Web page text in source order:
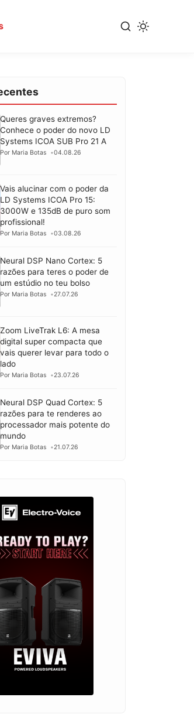
Queres graves extremos?
Conhece o poder do novo LD
Systems ICOA SUB Pro 21 A
Por Maria Botas 04.08.26
Vais alucinar com o poder da
LD Systems ICOA Pro 15:
3000W e 135dB de puro som
profissional!
Por Maria Botas 03.08.26
Neural DSP Nano Cortex: 5
razões para teres o poder de
um estúdio no teu bolso
Por Maria Botas 27.07.26
Zoom LiveTrak L6: A mesa
digital super compacta que
vais querer levar para todo o
lado
Por Maria Botas 23.07.26
Neural DSP Quad Cortex: 5
razões para te renderes ao
processador mais potente do
mundo
Por Maria Botas 21.07.26